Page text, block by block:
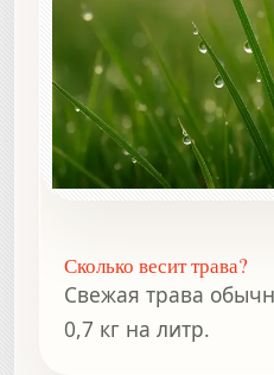
Сколько весит трава?
Свежая трава
0,7 кг на литр.